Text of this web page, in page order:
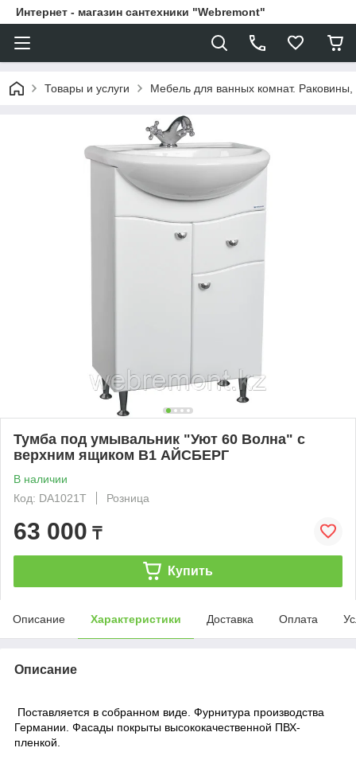
Интернет - магазин сантехники "Webremont"
Товары и услуги Мебель для ванных комнат.
Тумба под умывальник "Уют 60 Волна" с
верхним ящиком В1 АЙСБЕРГ
В наличии
Код: DA1021T
Розница
63 000 ₸
Купить
Описание Характеристики Доставка Оплата
Описание
Поставляется в собранном виде. Фурнитура производства
Германии. Фасады покрыты высококачественной ПВХ-
пленкой.